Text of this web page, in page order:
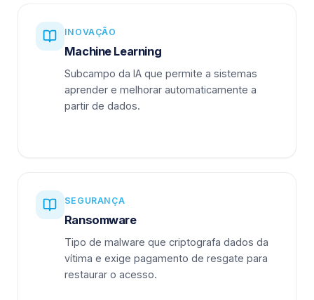
INOVAÇÃO
Machine Learning
Subcampo da IA que permite a sistemas
aprender e melhorar automaticamente a
partir de dados.
SEGURANÇA
Ransomware
Tipo de malware que criptografa dados da
vítima e exige pagamento de resgate para
restaurar o acesso.